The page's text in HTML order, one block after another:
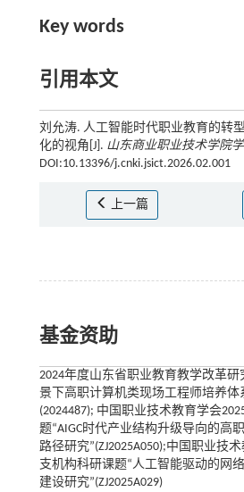
Key words
引用本文
刘允涛. 人工智能时代职业教育的转
化的视角[J]. 山东商业职业技术学院
DOI:10.13396/j.cnki.jsict.2026.02.001
上一篇
基金资助
2024年度山东省职业教育教学改革研
景下高职计算机类现场工程师培养体
(2024487); 中国职业技术教育学会
题“AIGC时代产业结构升级导向的高
路径研究”(ZJ2025A050);中国职业技
支机构科研课题“人工智能驱动的网
建设研究”(ZJ2025A029)